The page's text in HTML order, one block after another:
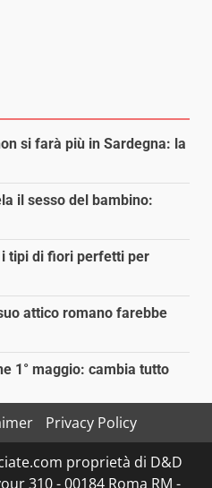
si farà più in Sardegna: la
il sesso del bambino:
tipi di fiori perfetti per
attico romano farebbe
1° maggio: cambia tutto
Privacy Policy
proprietà di D&D
310 - 00184 Roma RM -